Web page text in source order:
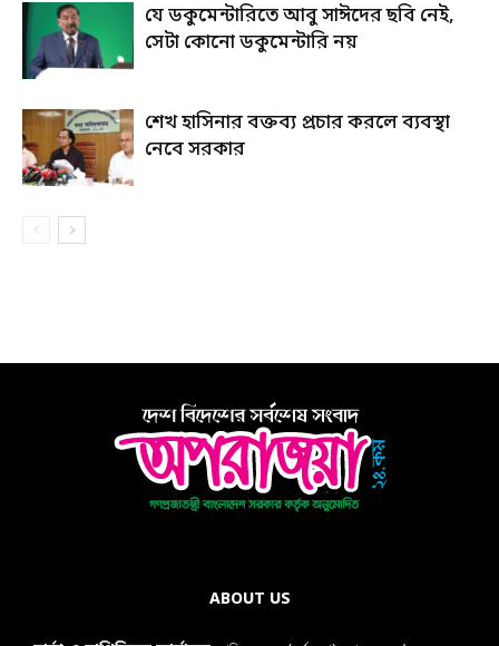
যে ডকুমেন্টারিতে আবু সাঈদের ছবি নেই,
সেটা কোনো ডকুমেন্টারি নয়
শেখ হাসিনার বক্তব্য প্রচার করলে ব্যবস্থা
নেবে সরকার
ABOUT US